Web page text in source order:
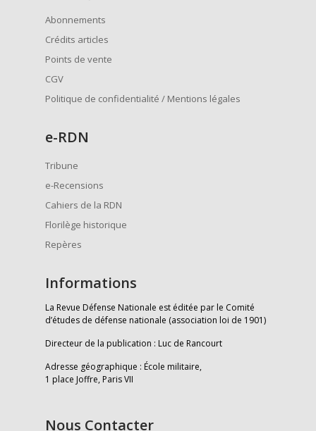
Abonnements
Crédits articles
Points de vente
CGV
Politique de confidentialité / Mentions légales
e-RDN
Tribune
e-Recensions
Cahiers de la RDN
Florilège historique
Repères
Informations
La Revue Défense Nationale est éditée par le Comité
d’études de défense nationale (association loi de 1901)
Directeur de la publication : Luc de Rancourt
Adresse géographique : École militaire,
1 place Joffre, Paris VII
Nous Contacter